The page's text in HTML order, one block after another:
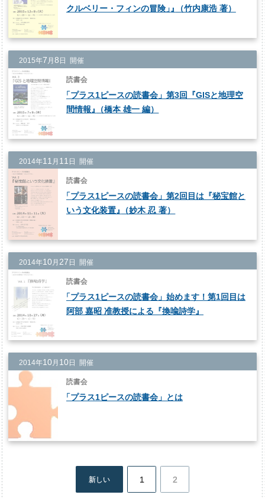
クルベリー・フィンの冒険」』 （竹内康浩 著）
2015年7 月 8 日 開催
読書会
「プラス1ピースの読書会」第3回『GISと地理空
間情報 』 （橋本 雄一 編）
2014年11 月 11 日 開催
読書会
「プラス1ピースの読書会」第2回目は『秘宝館と
いう文化装置』 （妙木 忍 著）
2014年10月 27 日 開催
読書会
「プラス1ピースの読書会」始めます！第1回目は
阿部 嘉昭 准教授による『換喩詩学』
2014年10月 10日 開催
読書会
「プラス1ピースの読書会」とは
稿
新しい 1 2